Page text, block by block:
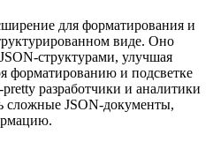
для форматирования и
виде. Оно
структурами, улучшая
форматированию и подсветке
разработчики и аналитики
сложные JSON-документы,